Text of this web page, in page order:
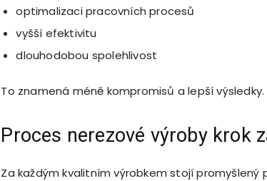
optimalizaci pracovních procesů
vyšší efektivitu
dlouhodobou spolehlivost
To znamená méně kompromisů a lepší výsledky.
Proces nerezové výroby krok
Za každým kvalitním výrobkem stojí promyšlený